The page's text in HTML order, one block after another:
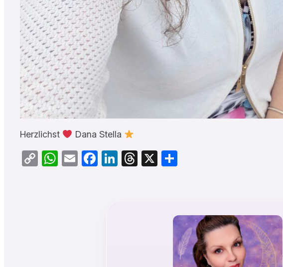
Herzlichst Dana Stella
CopyWhatsApp
EmailFacebook
LinkedIn
Threads
X